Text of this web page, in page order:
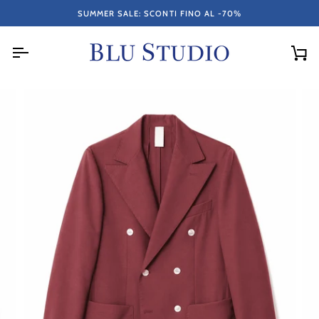
SUMMER SALE: SCONTI FINO AL -70%
GLI ARTICOLI ACQUISTATI IN SALDO NON SONO